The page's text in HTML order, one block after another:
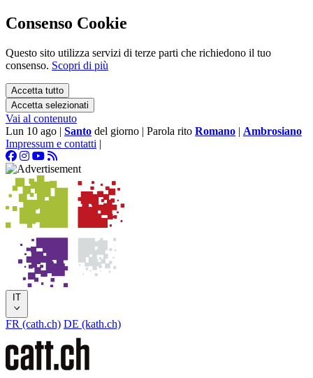
Consenso Cookie
Questo sito utilizza servizi di terze parti che richiedono il tuo
consenso. Scopri di più
Accetta tutto
Accetta selezionati
Vai al contenuto
Lun 10 ago | Santo del giorno | Parola rito Romano | Ambrosiano
Impressum e contatti |
IT
FR (cath.ch) DE (kath.ch)